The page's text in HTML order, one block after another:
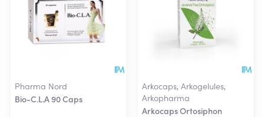
Pharma Nord
Bio-C.L.A 90 Caps
Arkocaps, Arkogelules,
Arkopharma
Arkocaps Ortosiphon